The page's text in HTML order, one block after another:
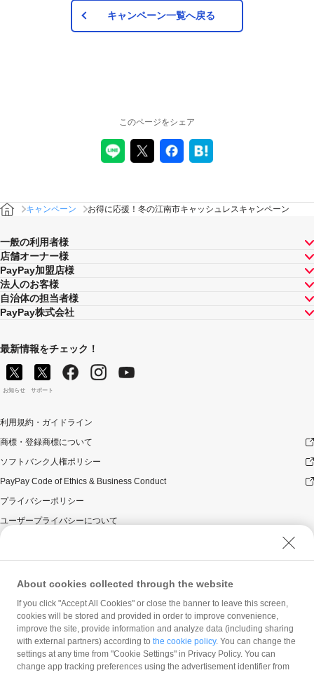
キャンペーン一覧へ戻る
このページをシェア
キャンペーン お得に応援！冬の江南市キャッシュレスキャンペーン
一般の利用者様
店舗オーナー様
PayPay加盟店様
法人のお客様
自治体の担当者様
PayPay株式会社
最新情報をチェック！
お知らせ サポート
利用規約・ガイドライン
商標・登録商標について
ソフトバンク人権ポリシー
PayPay Code of Ethics & Business Conduct
プライバシーポリシー
ユーザープライバシーについて
ウェブサイト利用規約
反社会的勢力に対する方針
勧誘方針
マネロン等基本方針
カスタマーハラスメントに関する当社の考え方
About cookies collected through the website
If you click "Accept All Cookies" or close the banner to leave this screen,
cookies will be stored and provided in order to improve convenience,
improve the site, provide information and analyze data (including sharing
with external partners) according to the cookie policy. You can change the
settings at any time from "Cookie Settings" in Privacy Policy. You can
change app tracking preferences using the advertisement identifier from